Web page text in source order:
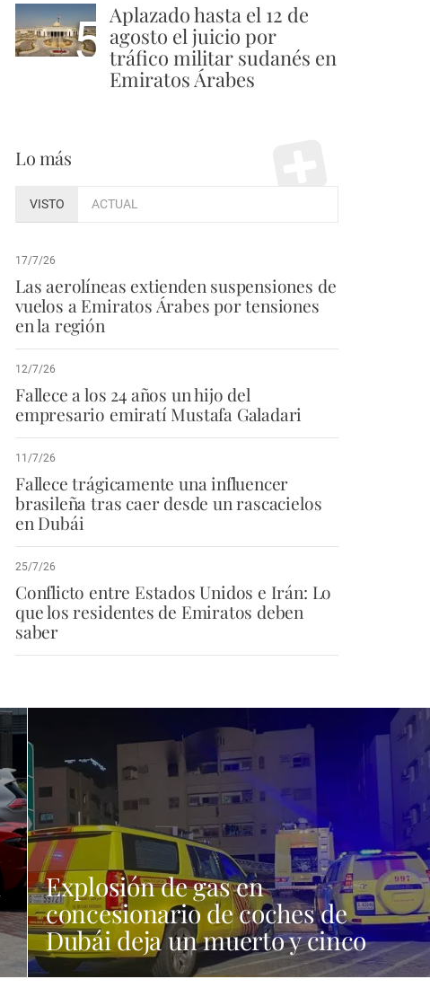
5 Aplazado hasta el 12 de
agosto el juicio por
tráfico militar sudanés en
Emiratos Árabes
Lo más
VISTO ACTUAL
17/7/26
Las aerolíneas extienden suspensiones de
vuelos a Emiratos Árabes por tensiones
en la región
12/7/26
Fallece a los 24 años un hijo del
empresario emiratí Mustafa Galadari
11/7/26
Fallece trágicamente una influencer
brasileña tras caer desde un rascacielos
en Dubái
25/7/26
Conflicto entre Estados Unidos e Irán: Lo
que los residentes de Emiratos deben
saber
Explosión de gas en
concesionario de coches de
Dubái deja un muerto y cinco
heridos